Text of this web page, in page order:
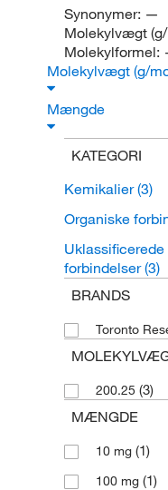
Synonymer: —
Molekylvægt
Molekylformel:
Molekylvægt (g/
Mængde
KATEGORI
Kemikalier(3)
Organiske
forbindelser(3)
BRANDS
Toronto
200.25 (3)
MÆNGDE
10 mg (1)
100 mg (1)